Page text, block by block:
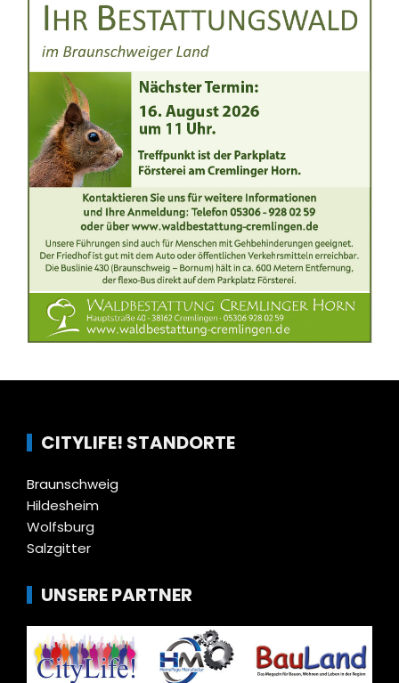
CITYLIFE! STANDORTE
Braunschweig
Hildesheim
Wolfsburg
Salzgitter
UNSERE PARTNER